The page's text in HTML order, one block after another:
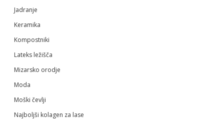
Jadranje
Keramika
Kompostniki
Lateks ležišča
Mizarsko orodje
Moda
Moški čevlji
Najboljši kolagen za lase